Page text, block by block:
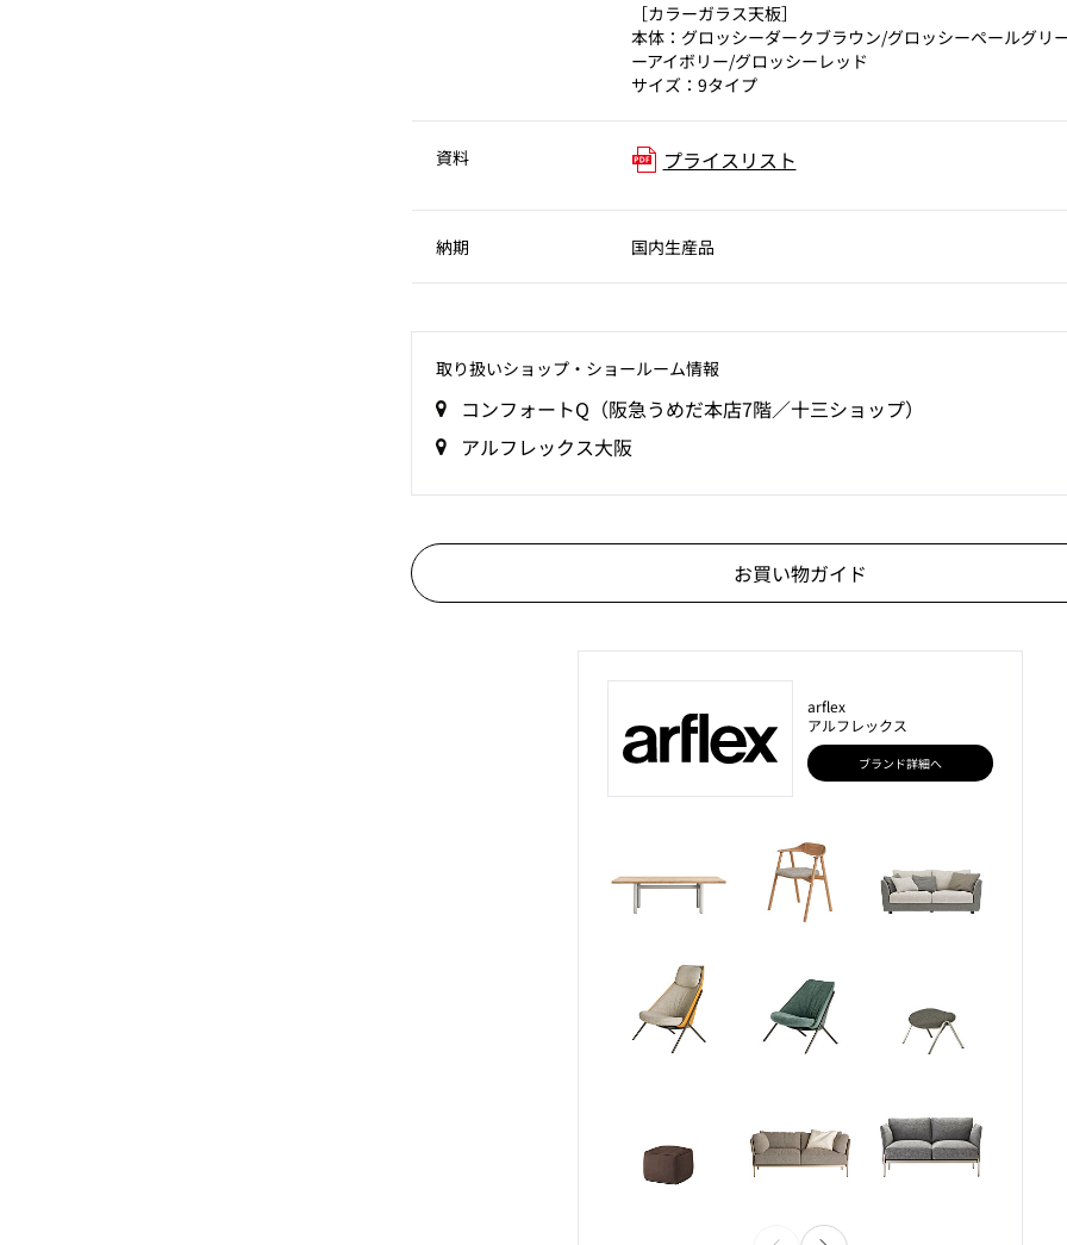
［カラーガラス天板］
本体：グロッシーダークブラウン/グロッシーペールグリ
ーアイボリー/グロッシーレッド
サイズ：9タイプ
資料 プライスリスト
納期 国内生産品
取り扱いショップ‧ショールーム情報
コンフォートQ（阪急うめだ本店7階／十三ショップ）
アルフレックス大阪
お買い物ガイド
arflex
アルフレックス
ブランド詳細へ